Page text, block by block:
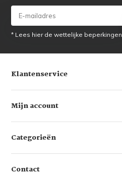
* Lees hier de wettelijke beperkingen
Klantenservice
Mijn account
Categorieën
Contact